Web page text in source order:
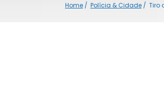
Home/ Polícia & Cidade/ Tiro